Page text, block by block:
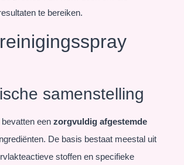
te bereiken.
samenstelling
een zorgvuldig afgestemde
De basis bestaat meestal uit
stoffen en specifieke